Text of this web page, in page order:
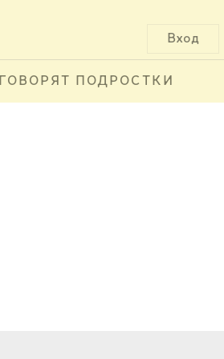
Вход
ГОВОРЯТ ПОДРОСТКИ